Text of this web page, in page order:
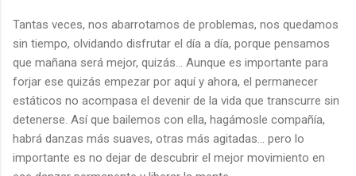
Tantas veces, nos abarrotamos de problemas, nos quedamos
sin tiempo, olvidando disfrutar el día a día, porque pensamos
que mañana será mejor, quizás… Aunque es importante para
forjar ese quizás empezar por aquí y ahora, el permanecer
estáticos no acompasa el devenir de la vida que transcurre sin
detenerse. Así que bailemos con ella, hagámosle compañía,
habrá danzas más suaves, otras más agitadas… pero lo
importante es no dejar de descubrir el mejor movimiento en